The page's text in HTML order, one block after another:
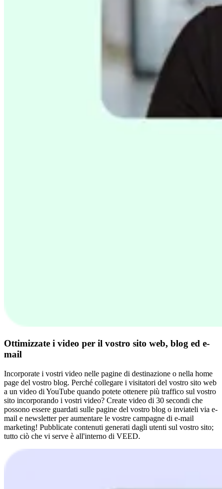
Ottimizzate i video per il vostro sito web, blog ed e-
mail
Incorporate i vostri video nelle pagine di destinazione o nella home
page del vostro blog. Perché collegare i visitatori del vostro sito web
a un video di YouTube quando potete ottenere più traffico sul vostro
sito incorporando i vostri video? Create video di 30 secondi che
possono essere guardati sulle pagine del vostro blog o inviateli via e-
mail e newsletter per aumentare le vostre campagne di e-mail
marketing! Pubblicate contenuti generati dagli utenti sul vostro sito;
tutto ciò che vi serve è all'interno di VEED.